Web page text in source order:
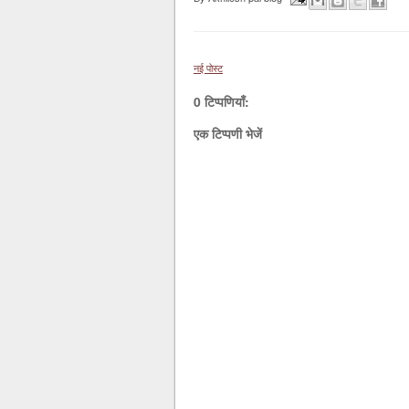
नई पोस्ट
0 टिप्पणियाँ:
एक टिप्पणी भेजें